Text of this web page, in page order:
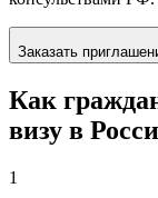
Заказать
Как
визу в
1